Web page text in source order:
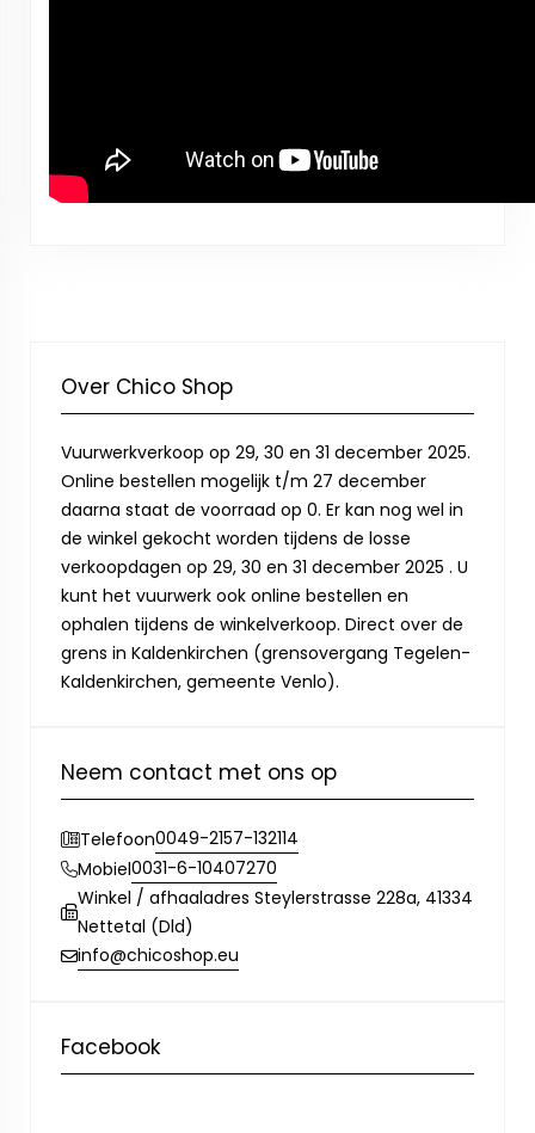
Over Chico Shop
Vuurwerkverkoop op 29, 30 en 31 december 2025.
Online bestellen mogelijk t/m 27 december
daarna staat de voorraad op 0. Er kan nog wel in
de winkel gekocht worden tijdens de losse
verkoopdagen op 29, 30 en 31 december 2025 . U
kunt het vuurwerk ook online bestellen en
ophalen tijdens de winkelverkoop. Direct over de
grens in Kaldenkirchen (grensovergang Tegelen-
Kaldenkirchen, gemeente Venlo).
Neem contact met ons op
Telefoon0049-2157-132114
Mobiel0031-6-10407270
Winkel / afhaaladres Steylerstrasse 228a, 41334
Nettetal (Dld)
info@chicoshop.eu
Facebook